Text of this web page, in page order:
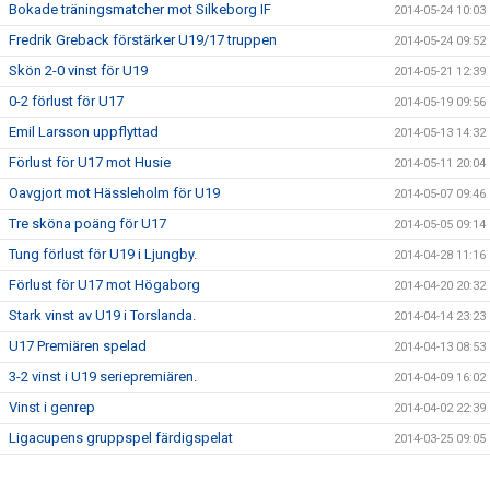
Bokade träningsmatcher mot Silkeborg IF 2014-05-24 10:03
Fredrik Greback förstärker U19/17 truppen 2014-05-24 09:52
Skön 2-0 vinst för U19 2014-05-21 12:39
0-2 förlust för U17 2014-05-19 09:56
Emil Larsson uppflyttad 2014-05-13 14:32
Förlust för U17 mot Husie 2014-05-11 20:04
Oavgjort mot Hässleholm för U19 2014-05-07 09:46
Tre sköna poäng för U17 2014-05-05 09:14
Tung förlust för U19 i Ljungby. 2014-04-28 11:16
Förlust för U17 mot Högaborg 2014-04-20 20:32
Stark vinst av U19 i Torslanda. 2014-04-14 23:23
U17 Premiären spelad 2014-04-13 08:53
3-2 vinst i U19 seriepremiären. 2014-04-09 16:02
Vinst i genrep 2014-04-02 22:39
Ligacupens gruppspel färdigspelat 2014-03-25 09:05